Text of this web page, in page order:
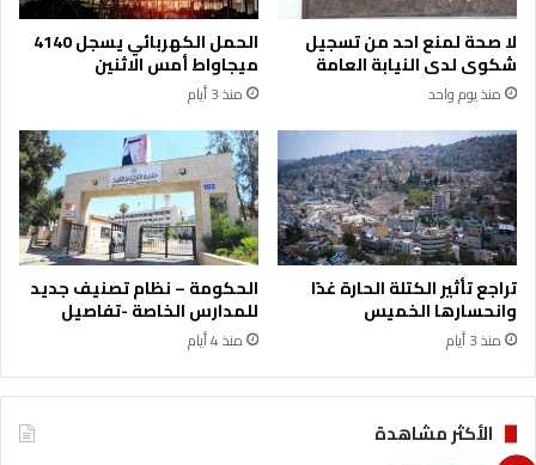
لا صحة لمنع احد من تسجيل
شكوى لدى النيابة العامة
منذ يوم واحد
الحمل الكهربائي يسجل 4140
ميجاواط أمس الاثنين
منذ 3 أيام
تراجع تأثير الكتلة الحارة غدًا
وانحسارها الخميس
منذ 3 أيام
الحكومة – نظام تصنيف جديد
للمدارس الخاصة -تفاصيل
منذ 4 أيام
الأكثر مشاهدة